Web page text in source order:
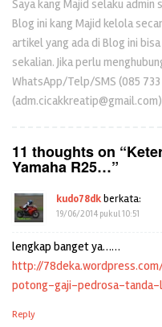
Saya kang Majid selaku
Blog ini kang Majid kelola
artikel yang ada di Blog ini
sekalian. Jika perlu
WhatsApp/Telp/SMS (085
11 thoughts on “
Yamaha R25…”
kudo78dkberkata:
19/06/2014 pukul 10:51
lengkap banget ya……
http://
potong-gaji-pedrosa-
Reply